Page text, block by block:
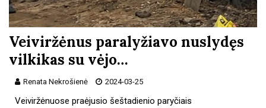
Veiviržėnus paralyžiavo nuslydęs
vilkikas su vėjo…
Renata Nekrošienė 2024-03-25
Veiviržėnuose praėjusio šeštadienio paryčiais